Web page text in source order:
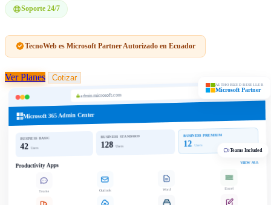
Soporte 24/7
TecnoWeb es Microsoft Partner Autorizado en Ecuador
Ver Planes Cotizar
AUTHORIZED RESELLER
Microsoft Partner
Teams Included
admin.microsoft.com
Microsoft 365 Admin Center
BUSINESS BASIC
42 Users
BUSINESS STANDARD
128Users
BUSINESS PREMIUM
12Users
Productivity Apps
VIEW ALL
Teams Outlook Word Excel